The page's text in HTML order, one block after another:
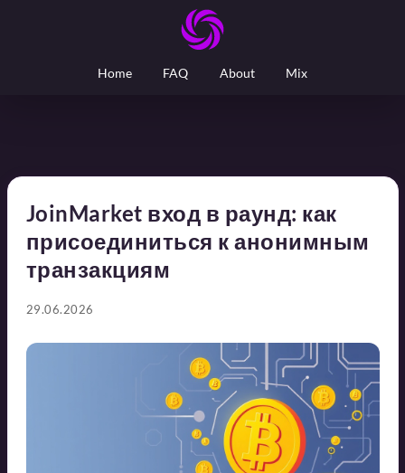
Home FAQ About Mix
JoinMarket вход в раунд: как
присоединиться к анонимным
транзакциям
29.06.2026